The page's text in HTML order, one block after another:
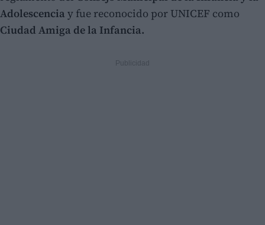
Adolescencia y fue reconocido por UNICEF como
Ciudad Amiga de la Infancia.